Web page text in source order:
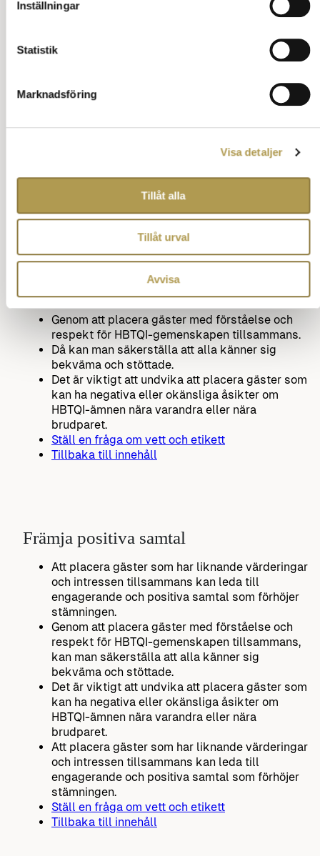
Inställningar
Statistik
Marknadsföring
Visa detaljer
Tillåt alla
Tillåt urval
Avvisa
Genom att placera gäster med förståelse och
respekt för HBTQI-gemenskapen tillsammans.
Då kan man säkerställa att alla känner sig
bekväma och stöttade.
Det är viktigt att undvika att placera gäster som
kan ha negativa eller okänsliga åsikter om
HBTQI-ämnen nära varandra eller nära
brudparet.
Ställ en fråga om vett och etikett
Tillbaka till innehåll
Främja positiva samtal
Att placera gäster som har liknande värderingar
och intressen tillsammans kan leda till
engagerande och positiva samtal som förhöjer
stämningen.
Genom att placera gäster med förståelse och
respekt för HBTQI-gemenskapen tillsammans,
kan man säkerställa att alla känner sig
bekväma och stöttade.
Det är viktigt att undvika att placera gäster som
kan ha negativa eller okänsliga åsikter om
HBTQI-ämnen nära varandra eller nära
brudparet.
Att placera gäster som har liknande värderingar
och intressen tillsammans kan leda till
engagerande och positiva samtal som förhöjer
stämningen.
Ställ en fråga om vett och etikett
Tillbaka till innehåll